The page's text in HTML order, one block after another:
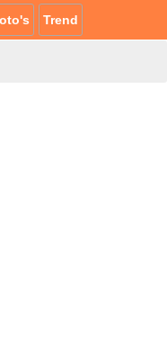
Trend